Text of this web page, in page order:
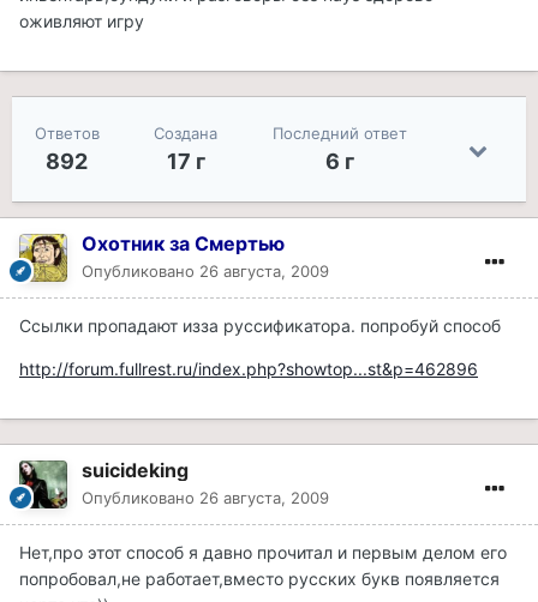
оживляют игру
Ответов
892
Создана
17 г
Последний ответ
6 г
Охотник за Смертью
Опубликовано 26 августа, 2009
Ссылки пропадают изза руссификатора. попробуй способ
http://forum.fullrest.ru/index.php?showtop...st&p=462896
suicideking
Опубликовано 26 августа, 2009
Нет,про этот способ я давно прочитал и первым делом его
попробовал,не работает,вместо русских букв появляется